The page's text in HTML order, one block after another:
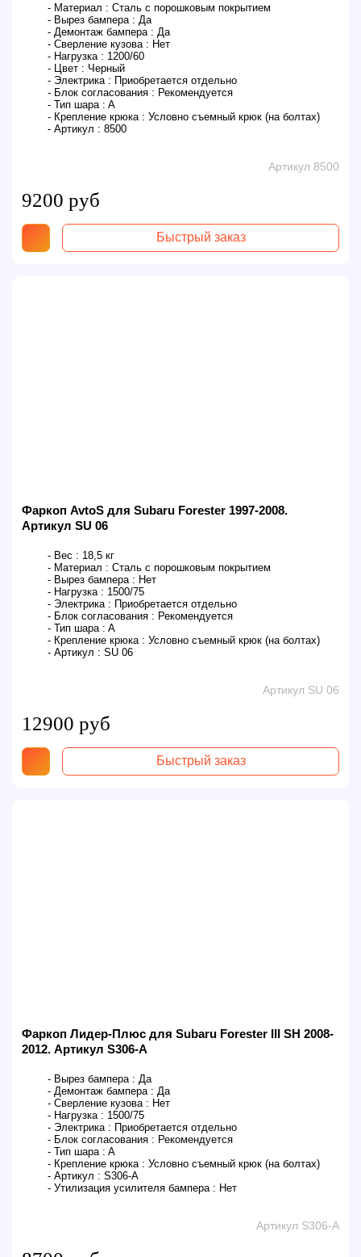
- Материал : Сталь с порошковым покрытием
- Вырез бампера : Да
- Демонтаж бампера : Да
- Сверление кузова : Нет
- Нагрузка : 1200/60
- Цвет : Черный
- Электрика : Приобретается отдельно
- Блок согласования : Рекомендуется
- Тип шара : A
- Крепление крюка : Условно съемный крюк (на болтах)
- Артикул : 8500
Артикул 8500
9200 руб
Быстрый заказ
Фаркоп AvtoS для Subaru Forester 1997-2008.
Артикул SU 06
- Вес : 18,5 кг
- Материал : Сталь с порошковым покрытием
- Вырез бампера : Нет
- Нагрузка : 1500/75
- Электрика : Приобретается отдельно
- Блок согласования : Рекомендуется
- Тип шара : A
- Крепление крюка : Условно съемный крюк (на болтах)
- Артикул : SU 06
Артикул SU 06
12900 руб
Быстрый заказ
Фаркоп Лидер-Плюс для Subaru Forester III SH 2008-
2012. Артикул S306-A
- Вырез бампера : Да
- Демонтаж бампера : Да
- Сверление кузова : Нет
- Нагрузка : 1500/75
- Электрика : Приобретается отдельно
- Блок согласования : Рекомендуется
- Тип шара : A
- Крепление крюка : Условно съемный крюк (на болтах)
- Артикул : S306-A
- Утилизация усилителя бампера : Нет
Артикул S306-A